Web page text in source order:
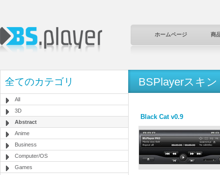
ホームページ 商
全てのカテゴリ
All
3D
Abstract
Anime
Business
Computer/OS
Games
BSPlayerスキン
Black Cat v0.9